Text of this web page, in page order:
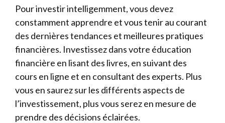
Pour investir intelligemment, vous devez
constamment apprendre et vous tenir au courant
des dernières tendances et meilleures pratiques
financières. Investissez dans votre éducation
financière en lisant des livres, en suivant des
cours en ligne et en consultant des experts. Plus
vous en saurez sur les différents aspects de
l’investissement, plus vous serez en mesure de
prendre des décisions éclairées.